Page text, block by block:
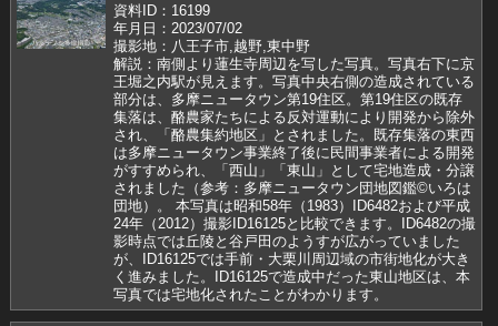
資料ID：16199
年月日：2023/07/02
撮影地：八王子市,越野,東中野
解説：南側より蓮生寺周辺を写した写真。写真右下に京
王堀之内駅が見えます。写真中央右側の造成されている
部分は、多摩ニュータウン第19住区。第19住区の既存
集落は、酪農家たちによる反対運動により開発から除外
され、「酪農集約地区」とされました。既存集落の東西
は多摩ニュータウン事業終了後に民間事業者による開発
がすすめられ、「西山」「東山」として宅地造成・分譲
されました（参考：多摩ニュータウン団地図鑑©いろは
団地）。 本写真は昭和58年（1983）ID6482および平成
24年（2012）撮影ID16125と比較できます。ID6482の撮
影時点では丘陵と谷戸田のようすが広がっていました
が、ID16125では手前・大栗川周辺域の市街地化が大き
く進みました。ID16125で造成中だった東山地区は、本
写真では宅地化されたことがわかります。